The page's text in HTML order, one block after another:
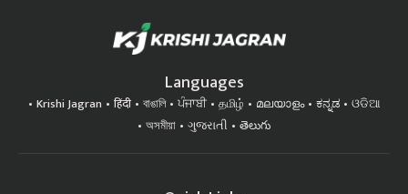
Languages
Krishi Jagran हिंदी বাঙালি ਪੰਜਾਬੀ தமிழ் മലയാളം ಕನ್ನಡ
ଓଡିଆ
অসমীয়া
ગુજરાતી తెలుగు